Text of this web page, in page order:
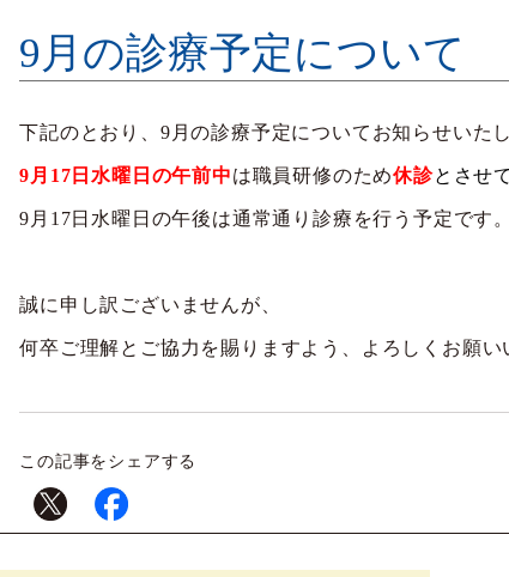
9月の診療予定について
下記のとおり、9月の診療予定についてお知らせいた
9月17日水曜日の午前中は職員研修のため休診とさせ
9月17日水曜日の午後は通常通り診療を行う予定です。
誠に申し訳ございませんが、
何卒ご理解とご協力を賜りますよう、よろしくお願い
この記事をシェアする